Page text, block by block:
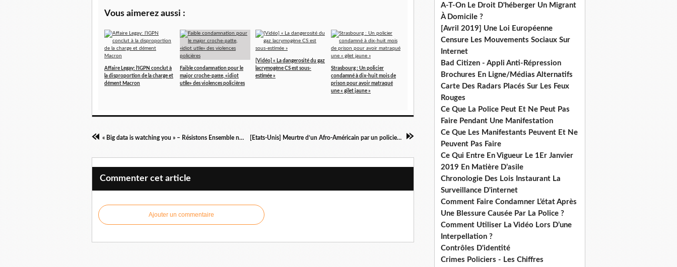
Vous aimerez aussi :
Affaire Legay: l’IGPN conclut à
la disproportion de la charge et
dément Macron
Faible condamnation pour le
major croche-patte, «idiot
utile» des violences policières
[Vidéo] « La dangerosité du gaz
lacrymogène CS est sous-
estimée »
Strasbourg : Un policier
condamné à dix-huit mois de
prison pour avoir matraqué
une « gilet jaune »
« Big data is watching you » – Résistons Ensemble no 140 [Etats-Unis] Meurtre d’un Afro-Américain par un policier blanc
Commenter cet article
Ajouter un commentaire
A-T-On Le Droit D'héberger Un Migrant
À Domicile ?
[Avril 2019] Une Loi Européenne
Censure Les Mouvements Sociaux Sur
Internet
Bad Citizen - Appli Anti-Répression
Brochures En Ligne/Médias Alternatifs
Carte Des Radars Placés Sur Les Feux
Rouges
Ce Que La Police Peut Et Ne Peut Pas
Faire Pendant Une Manifestation
Ce Que Les Manifestants Peuvent Et Ne
Peuvent Pas Faire
Ce Qui Entre En Vigueur Le 1Er Janvier
2019 En Matière D’asile
Chronologie Des Lois Instaurant La
Surveillance D'internet
Comment Faire Condamner L’état Après
Une Blessure Causée Par La Police ?
Comment Utiliser La Vidéo Lors D’une
Interpellation ?
Contrôles D'identité
Crimes Policiers - Les Chiffres